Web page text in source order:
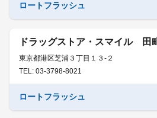
ロートフラッシュ
ドラッグストア・スマイル 田
東京都港区芝浦３丁目１３-２
TEL: 03-3798-8021
ロートフラッシュ